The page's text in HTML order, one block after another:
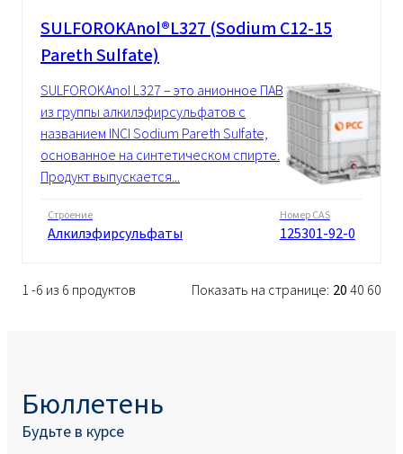
SULFOROKAnol®L327 (Sodium C12-15
Pareth Sulfate)
SULFOROKAnol L327 – это анионное ПАВ
из группы алкилэфирсульфатов с
названием INCI Sodium Pareth Sulfate,
основанное на синтетическом спирте.
Продукт выпускается...
Строение
Алкилэфирсульфаты
Номер CAS
125301-92-0
1 -6 из 6 продуктов Показать на странице: 2040 60
Бюллетень
Будьте в курсе